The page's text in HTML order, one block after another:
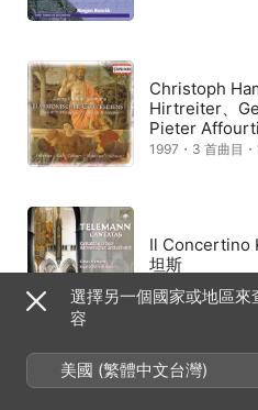
Christoph
Hirtreiter、
Pieter
1997・3 首曲目・
Il Concertino
坦斯
2006・1 首曲目・
選擇另一個國家或地區
容
美國 (繁體中文台灣)